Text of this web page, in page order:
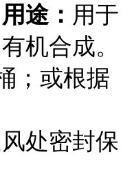
用途： 用于
有机合成。
；或根据
处密封保